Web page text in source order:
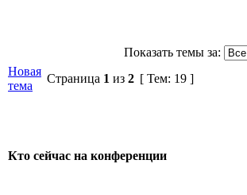
Показать темы за:
Новая
тема
Страница 1 из 2 [ Тем: 19 ]
Кто сейчас на конференции